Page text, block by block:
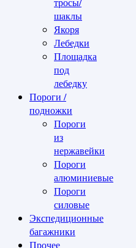
шаклы
Якоря
Лебедки
Площадка
под
лебедку
Пороги /
подножки
Пороги
из
нержавейки
Пороги
алюминиевые
Пороги
силовые
Экспедиционные
багажники
Прочее